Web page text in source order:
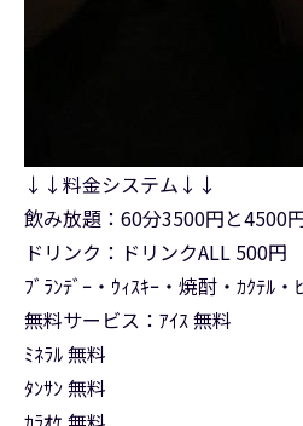
↓↓料金システム↓↓
飲み放題：60分3500円と4500
ドリンク：ドリンクALL 500円
ﾌﾞﾗﾝﾃﾞｰ・ｳｨｽｷｰ・焼酎・ｶｸﾃﾙ・
無料サービス：ｱｲｽ 無料
ﾐﾈﾗﾙ 無料
ﾀﾝｻﾝ 無料